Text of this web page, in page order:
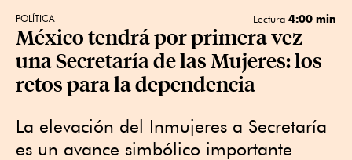
POLÍTICA Lectura 4:00 min
México tendrá por primera vez
una Secretaría de las Mujeres: los
retos para la dependencia
La elevación del Inmujeres a Secretaría
es un avance simbólico importante